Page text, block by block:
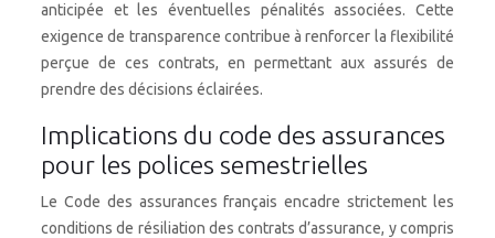
anticipée et les éventuelles pénalités associées. Cette
exigence de transparence contribue à renforcer la flexibilité
perçue de ces contrats, en permettant aux assurés de
prendre des décisions éclairées.
Implications du code des assurances
pour les polices semestrielles
Le Code des assurances français encadre strictement les
conditions de résiliation des contrats d’assurance, y compris